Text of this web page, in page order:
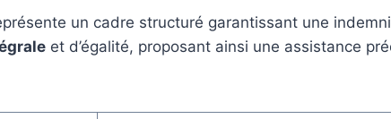
un cadre structuré garantissant une
et d’égalité, proposant ainsi une assistance